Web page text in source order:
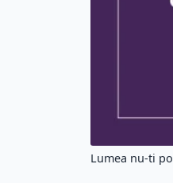
Lumea nu-ti